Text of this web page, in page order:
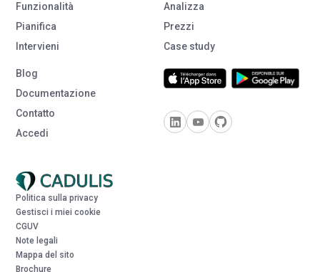
Funzionalità
Pianifica
Intervieni
Analizza
Prezzi
Case study
Blog
Documentazione
Contatto
Accedi
Politica sulla privacy
Gestisci i miei cookie
CGUV
Note legali
Mappa del sito
Brochure